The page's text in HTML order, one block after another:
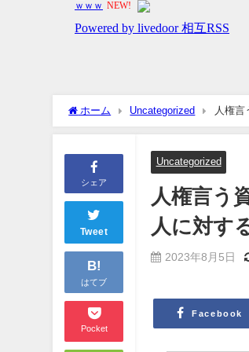
ホーム Uncategorized 人権
シェア
Tweet
B!
はてブ
Pocket
Uncategorized
人権言う
人に対す
2023年8月5日
Facebook